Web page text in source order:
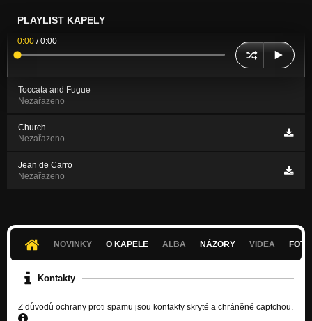
PLAYLIST KAPELY
0:00 /0:00
Toccata and Fugue
Nezařazeno
Church
Nezařazeno
Jean de Carro
Nezařazeno
NOVINKY O KAPELE ALBA NÁZORY VIDEA
Kontakty
Z důvodů ochrany proti spamu jsou kontakty skryté a chráněné captchou.